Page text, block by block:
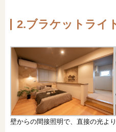
2.ブラケットライ
壁からの間接照明で、直接の光よ